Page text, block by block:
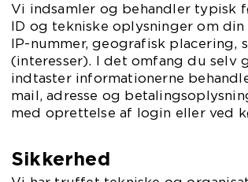
Vi indsamler og behandler typisk
ID og tekniske oplysninger om
IP-nummer, geografisk placering,
(interesser). I det omfang du selv
indtaster informationerne
mail, adresse og
med oprettelse af login eller ved
Sikkerhed